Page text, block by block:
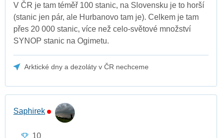
V ČR je tam téměř 100 stanic, na Slovensku je to horší
(stanic jen pár, ale Hurbanovo tam je). Celkem je tam
přes 20 000 stanic, více než celo-světové množství
SYNOP stanic na Ogimetu.
Arktické dny a dezoláty v ČR nechceme
Saphirek
10